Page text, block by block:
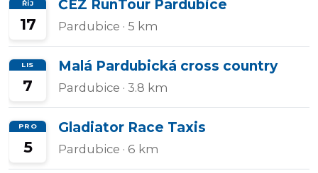
ŘÍJ
17
ČEZ RunTour Pardubice
Pardubice · 5 km
LIS
7
Malá Pardubická cross country
Pardubice · 3.8 km
PRO
5
Gladiator Race Taxis
Pardubice · 6 km